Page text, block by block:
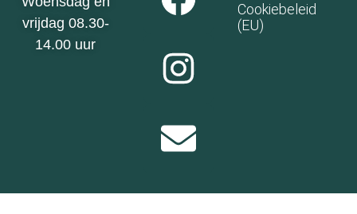
vrijdag 08.30-
14.00 uur
Cookiebeleid
(EU)